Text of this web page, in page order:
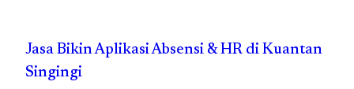
Jasa Bikin Aplikasi Absensi & HR di Kuantan
Singingi